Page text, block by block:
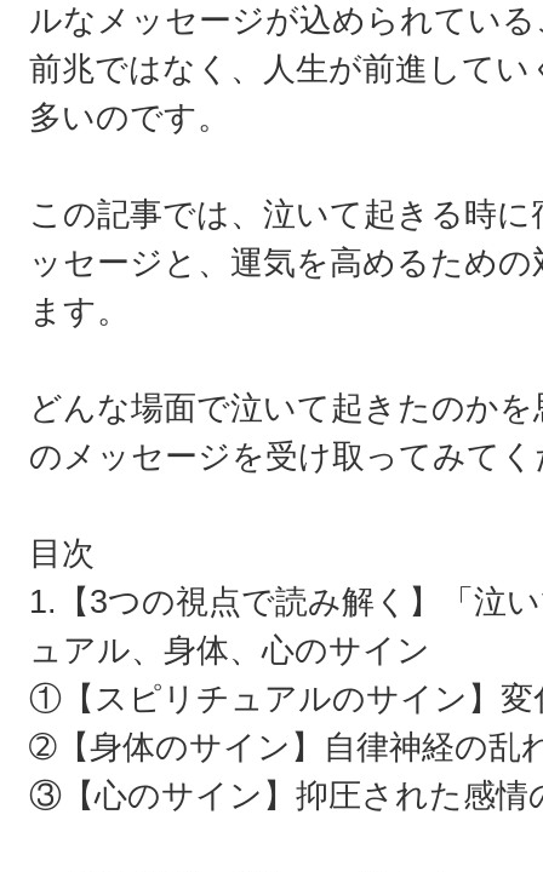
ルなメッセージが込められてい
前兆ではなく、人生が前進してい
多いのです。
この記事では、泣いて起きる時
ッセージと、運気を高めるため
ます。
どんな場面で泣いて起きたのか
のメッセージを受け取ってみて
目次
1.【3つの視点で読み解く】「泣
ュアル、身体、心のサイン
①【スピリチュアルのサイン】変
➁【身体のサイン】自律神経の乱
③【心のサイン】抑圧された感情